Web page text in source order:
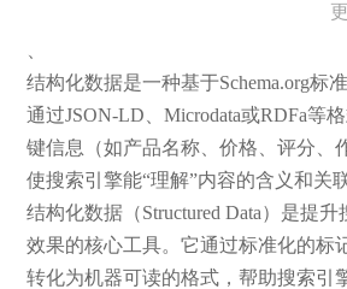
结构化数据是一种基于Schema.org标
通过JSON-LD、Microdata或RDFa等
键信息（如产品名称、价格、评分、
使搜索引擎能“理解”内容的含义和关
结构化数据（Structured Data）是提
效果的核心工具。它通过标准化的标
转化为机器可读的格式，帮助搜索引